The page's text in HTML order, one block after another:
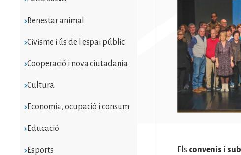
Benestar animal
Civisme i ús de l'espai públic
Cooperació i nova ciutadania
Cultura
Economia, ocupació i consum
Educació
Esports Els convenis i